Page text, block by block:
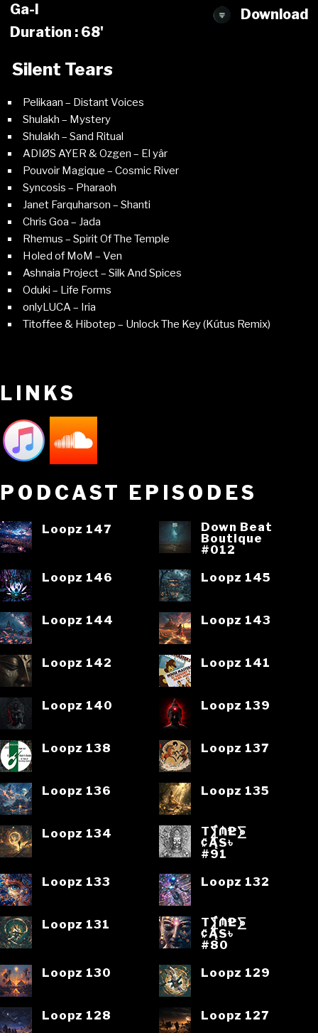
Download
Ga-l
Duration : 68'
Silent Tears
Pelikaan – Distant Voices
Shulakh – Mystery
Shulakh – Sand Ritual
ADIØS AYER & Ozgen – El yâr
Pouvoir Magique – Cosmic River
Syncosis – Pharaoh
Janet Farquharson – Shanti
Chris Goa – Jada
Rhemus – Spirit Of The Temple
Holed of MoM – Ven
Ashnaia Project – Silk And Spices
Oduki – Life Forms
onlyLUCA – Iria
Titoffee & Hibotep – Unlock The Key (Kútus Remix)
LINKS
PODCAST EPISODES
Loopz 147
Down Beat
Boutique
#012
Loopz 146
Loopz 145
Loopz 144 Loopz 143
Loopz 142 Loopz 141
Loopz 140 Loopz 139
Loopz 138 Loopz 137
Loopz 136 Loopz 135
Loopz 134
T⨋₼₱L⨊
₡ĄS৳
#91
Loopz 133
Loopz 132
Loopz 131
T⨋₼₱L⨊
₡ĄS৳
#80
Loopz 130
Loopz 129
Loopz 128 Loopz 127